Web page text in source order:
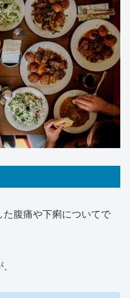
腹痛や下痢についてで